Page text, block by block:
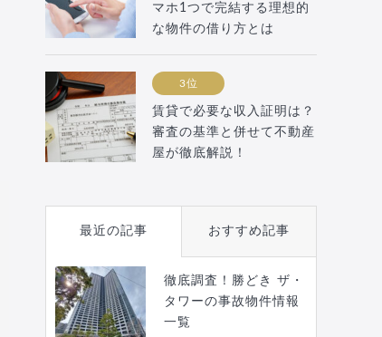
マホ1つで完結する理想的
な物件の借り方とは
3位
賃貸で必要な収入証明は？
審査の基準と併せて不動産
屋が徹底解説！
最近の記事 おすすめ記事
徹底調査！勝どき ザ・
タワーの事故物件情報
一覧